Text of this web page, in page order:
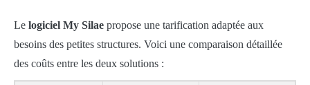
Le logiciel My Silae propose une tarification adaptée aux
besoins des petites structures. Voici une comparaison détaillée
des coûts entre les deux solutions :